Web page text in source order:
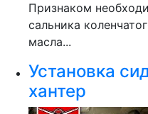
Признаком
сальника
масла...
Установка
хантер